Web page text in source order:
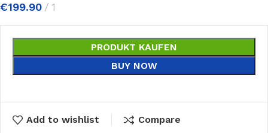
€199.90 1
PRODUKT KAUFEN
BUY NOW
Add to wishlist Compare